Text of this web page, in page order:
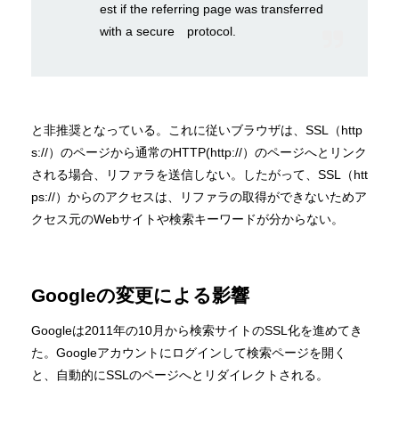
est if the referring page was transferred
with a secure protocol.
と非推奨となっている。これに従いブラウザは、SSL（http
s://）のページから通常のHTTP(http://）のページへとリンク
される場合、リファラを送信しない。したがって、SSL（htt
ps://）からのアクセスは、リファラの取得ができないためア
クセス元のWebサイトや検索キーワードが分からない。
Googleの変更による影響
Googleは2011年の10月から検索サイトのSSL化を進めてき
た。Googleアカウントにログインして検索ページを開く
と、自動的にSSLのページへとリダイレクトされる。